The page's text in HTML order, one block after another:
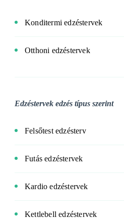
Konditermi edzéstervek
Otthoni edzéstervek
Edzéstervek edzés típus szerint
Felsőtest edzésterv
Futás edzéstervek
Kardio edzéstervek
Kettlebell edzéstervek